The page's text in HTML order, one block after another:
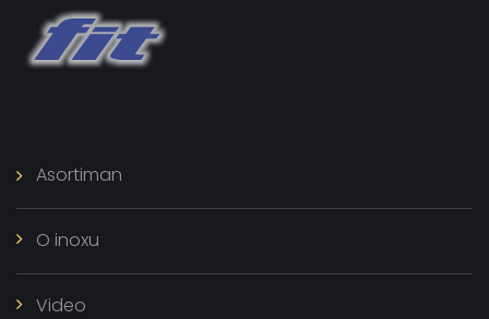
Asortiman
O inoxu
Video